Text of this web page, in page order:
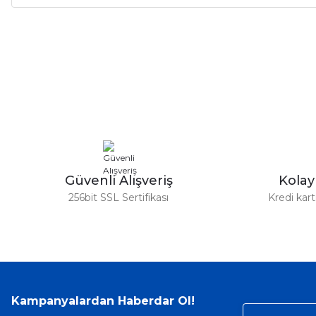
Ürün fiyatı diğer sitelerden daha pahalı.
Bu ürüne benzer farklı alternatifler olmalı.
Güvenli Alışveriş
256bit SSL Sertifikası Kredi
Kampanyalardan Haberdar Ol!